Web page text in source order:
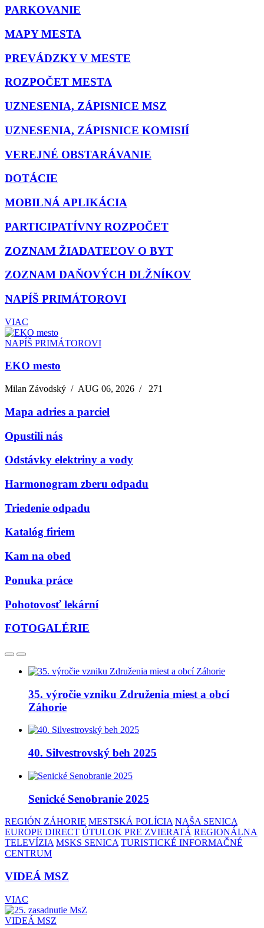
PARKOVANIE
MAPY MESTA
PREVÁDZKY V MESTE
ROZPOČET MESTA
UZNESENIA, ZÁPISNICE MSZ
UZNESENIA, ZÁPISNICE KOMISIÍ
VEREJNÉ OBSTARÁVANIE
DOTÁCIE
MOBILNÁ APLIKÁCIA
PARTICIPATÍVNY ROZPOČET
ZOZNAM ŽIADATEĽOV O BYT
ZOZNAM DAŇOVÝCH DLŽNÍKOV
NAPÍŠ PRIMÁTOROVI
VIAC
NAPÍŠ PRIMÁTOROVI
EKO mesto
Milan Závodský /AUG 06, 2026 / 271
Mapa adries a parciel
Opustili nás
Odstávky elektriny a vody
Harmonogram zberu odpadu
Triedenie odpadu
Katalóg firiem
Kam na obed
Ponuka práce
Pohotovosť lekární
FOTOGALÉRIE
35. výročie vzniku Združenia miest a obcí
Záhorie
40. Silvestrovský beh 2025
Senické Senobranie 2025
REGIÓN ZÁHORIE MESTSKÁ POLÍCIA NAŠA SENICA
EUROPE DIRECT ÚTULOK PRE ZVIERATÁ REGIONÁLNA
TELEVÍZIA MSKS SENICA TURISTICKÉ INFORMAČNÉ
CENTRUM
VIDEÁ MSZ
VIAC
VIDEÁ MSZ